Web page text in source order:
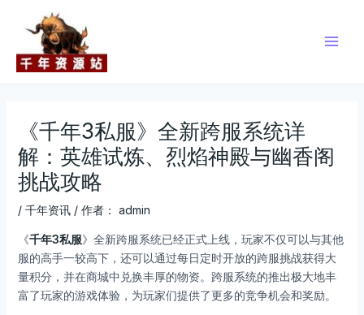
《千年3私服》全新跨服系统详
解：英雄试炼、烈焰神殿与幽香阁
挑战攻略
/ 千年资讯/ 作者： admin
《千年3私服》全新跨服系统已经正式上线，玩家不仅可以与其他
服的高手一较高下，还可以通过每日定时开放的跨服挑战获得大
量积分，并在商城中兑换丰厚的物资。跨服系统的推出极大地丰
富了玩家的游戏体验，为玩家们提供了更多的竞争机会和奖励。
navigation